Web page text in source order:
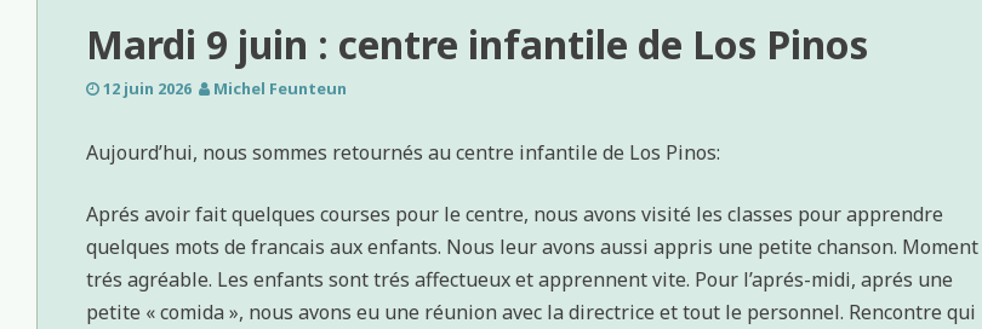
Mardi 9 juin : centre infantile de Los Pinos
12 juin 2026 Michel Feunteun
Aujourd’hui, nous sommes retournés au centre infantile de Los Pinos:
Aprés avoir fait quelques courses pour le centre, nous avons visité les classes pour apprendre
quelques mots de francais aux enfants. Nous leur avons aussi appris une petite chanson. Moment
trés agréable. Les enfants sont trés affectueux et apprennent vite. Pour l’aprés-midi, aprés une
petite « comida », nous avons eu une réunion avec la directrice et tout le personnel. Rencontre qui